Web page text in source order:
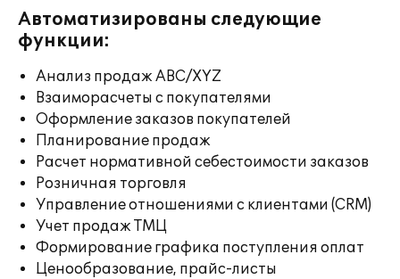
Автоматизированы следующие
функции:
Анализ продаж ABC/XYZ
Взаиморасчеты с покупателями
Оформление заказов покупателей
Планирование продаж
Расчет нормативной себестоимости заказов
Розничная торговля
Управление отношениями с клиентами (CRM)
Учет продаж ТМЦ
Формирование графика поступления оплат
Ценообразование, прайс-листы